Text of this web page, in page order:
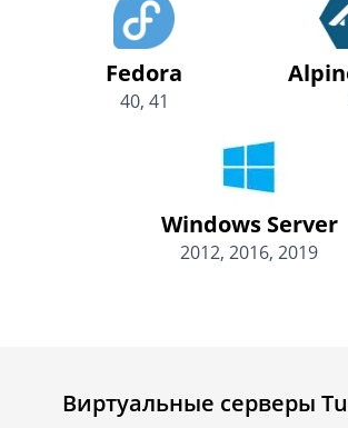
Fedora
40, 41
Windows Server
2012, 2016, 2019
Виртуальные серверы